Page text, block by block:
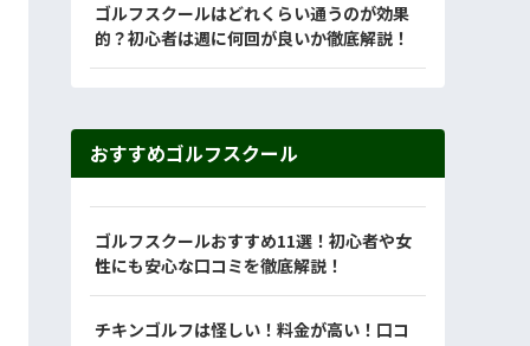
ゴルフスクールはどれくらい通うのが効果
的？初心者は週に何回が良いか徹底解説！
おすすめゴルフスクール
ゴルフスクールおすすめ11選！初心者や女
性にも安心な口コミを徹底解説！
チキンゴルフは怪しい！料金が高い！口コ